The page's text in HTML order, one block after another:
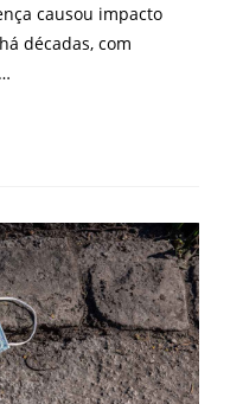
causou impacto
décadas, com